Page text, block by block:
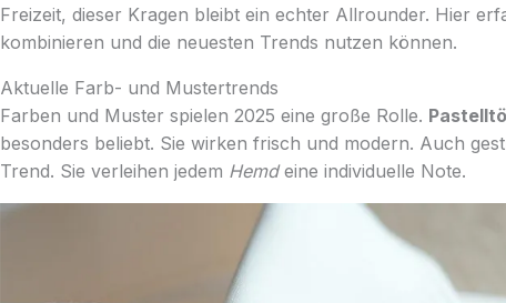
Freizeit, dieser Kragen bleibt ein echter Allrounder. Hier
kombinieren und die neuesten Trends nutzen können.
Aktuelle Farb- und Mustertrends
Farben und Muster spielen 2025 eine große Rolle.
besonders beliebt. Sie wirken frisch und modern. Auch
Trend. Sie verleihen jedem Hemdeine individuelle Note.